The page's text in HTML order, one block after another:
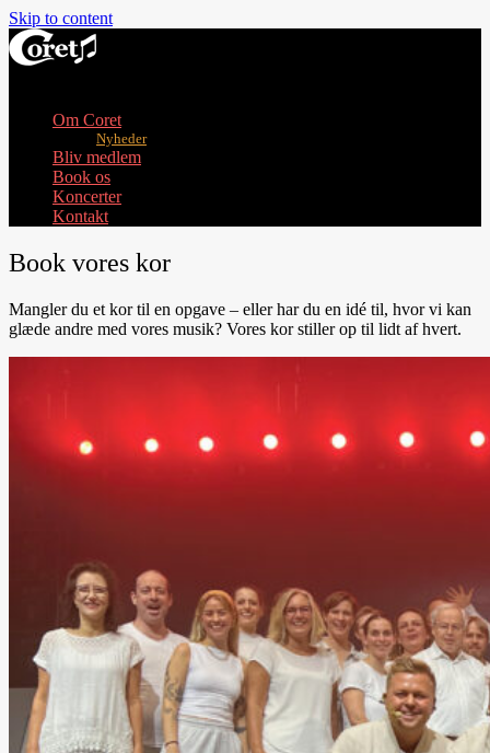
Skip to content
Om Coret
Nyheder
Bliv medlem
Book os
Koncerter
Kontakt
Book vores kor
Mangler du et kor til en opgave – eller har du en idé til, hvor vi kan
glæde andre med vores musik? Vores kor stiller op til lidt af hvert.